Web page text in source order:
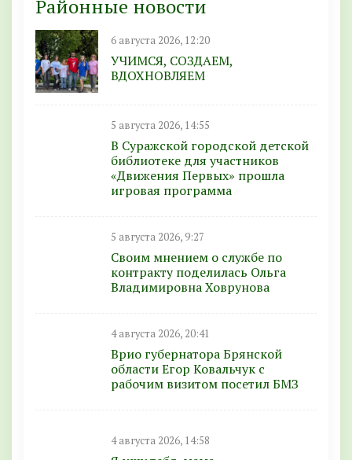
Районные новости
6 августа 2026, 12:20
УЧИМСЯ, СОЗДАЕМ,
ВДОХНОВЛЯЕМ
5 августа 2026, 14:55
В Суражской городской детской
библиотеке для участников
«Движения Первых» прошла
игровая программа
5 августа 2026, 9:27
Своим мнением о службе по
контракту поделилась Ольга
Владимировна Ховрунова
4 августа 2026, 20:41
Врио губернатора Брянской
области Егор Ковальчук с
рабочим визитом посетил БМЗ
4 августа 2026, 14:58